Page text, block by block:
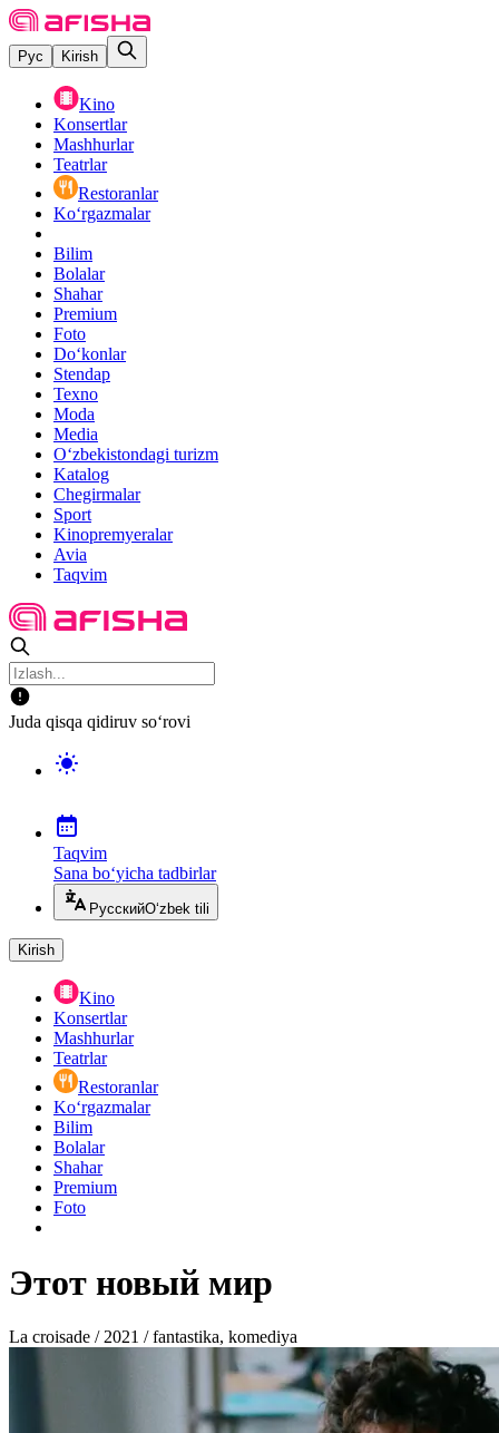
Рус Kirish
Kino
Konsertlar
Mashhurlar
Teatrlar
Restoranlar
Ko‘rgazmalar
Bilim
Bolalar
Shahar
Premium
Foto
Do‘konlar
Stendap
Texno
Moda
Media
O‘zbekistondagi turizm
Katalog
Chegirmalar
Sport
Kinopremyeralar
Avia
Taqvim
Juda qisqa qidiruv so‘rovi
Taqvim
Sana bo‘yicha tadbirlar
РусскийO‘zbek tili
Kirish
Kino
Konsertlar
Mashhurlar
Teatrlar
Restoranlar
Ko‘rgazmalar
Bilim
Bolalar
Shahar
Premium
Foto
Этот новый мир
La croisade / 2021 / fantastika, komediya